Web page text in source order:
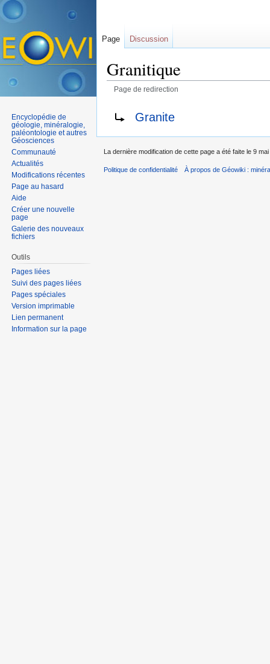
Granitique
Page de redirection
Rediriger vers :
Granite
Page Discussion
Encyclopédie de
géologie, minéralogie,
paléontologie et autres
Géosciences
Communauté
Actualités
Modifications récentes
Page au hasard
Aide
Créer une nouvelle
page
Galerie des nouveaux
fichiers
Outils
Pages liées
Suivi des pages liées
Pages spéciales
Version imprimable
Lien permanent
Information sur la page
La dernière modification de cette page a été faite le 9
Politique de confidentialité À propos de Géowiki :